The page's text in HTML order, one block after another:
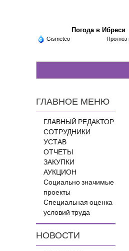
Погода в Ибреси
Gismeteo Прогноз
ГЛАВНОЕ МЕНЮ
ГЛАВНЫЙ РЕДАКТОР
СОТРУДНИКИ
УСТАВ
ОТЧЕТЫ
ЗАКУПКИ
АУКЦИОН
Социально значимые
проекты
Специальная оценка
условий труда
НОВОСТИ